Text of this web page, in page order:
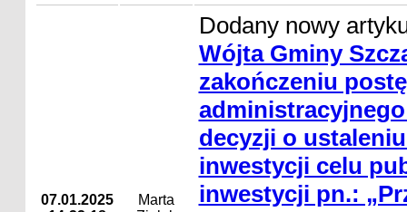
07.01.2025
Marta
Dodany nowy
Wójta Gminy
zakończeniu
decyzji o
inwestycji celu
inwestycji pn.: